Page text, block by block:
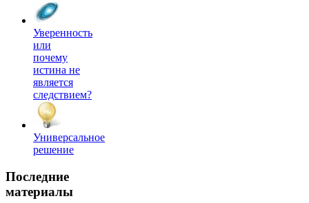
Уверенность
или
почему
истина не
является
следствием?
Универсальное
решение
Последние
материалы